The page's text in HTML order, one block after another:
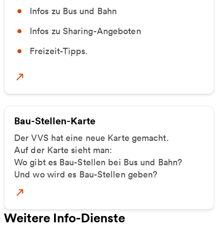
Infos zu Bus und Bahn
Infos zu Sharing-Angeboten
Freizeit-Tipps.
Mehr zu Live-Karte
Bau-Stellen-Karte
Der VVS hat eine neue Karte gemacht.
Auf der Karte sieht man:
Wo gibt es Bau-Stellen bei Bus und Bahn?
Und wo wird es Bau-Stellen geben?
Mehr zu Baustellen-Karte
Weitere Info-Dienste